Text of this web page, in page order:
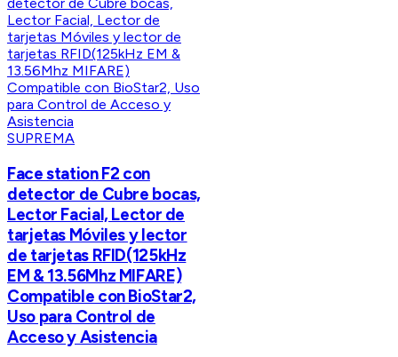
SUPREMA
Face station F2 con
detector de Cubre bocas,
Lector Facial, Lector de
tarjetas Móviles y lector
de tarjetas RFID(125kHz
EM & 13.56Mhz MIFARE)
Compatible con BioStar2,
Uso para Control de
Acceso y Asistencia